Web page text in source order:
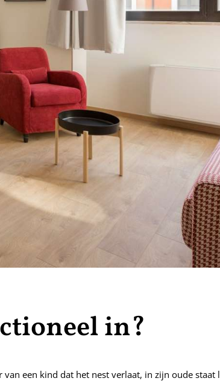
in?
een kind dat het nest verlaat, in zijn oude staat